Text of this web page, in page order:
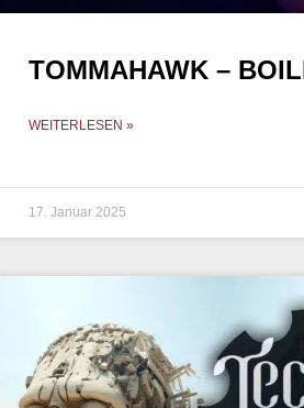
TOMMAHAWK –
WEITERLESEN »
17. Januar 2025